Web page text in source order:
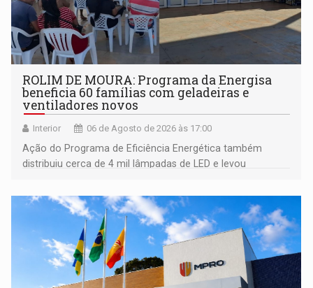
ROLIM DE MOURA: Programa da Energisa
beneficia 60 famílias com geladeiras e
ventiladores novos
Interior 06 de Agosto de 2026 às 17:00
Ação do Programa de Eficiência Energética também
distribuiu cerca de 4 mil lâmpadas de LED e levou
comunidade